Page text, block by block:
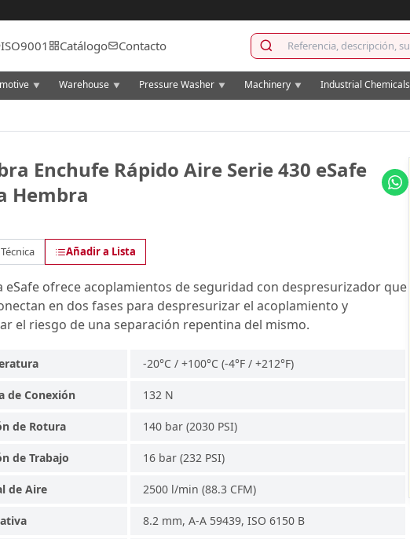
ISO9001 Catálogo Contacto
▼ Warehouse ▼ Pressure Washer ▼ Machinery ▼ Industrial Chemicals
Enchufe Rápido Aire Serie 430 eSafe
Hembra
Añadir a Lista
eSafe ofrece acoplamientos de seguridad con despresurizador que
en dos fases para despresurizar el acoplamiento y
el riesgo de una separación repentina del mismo.
-20°C / +100°C (-4°F / +212°F)
de Conexión 132 N
de Rotura 140 bar (2030 PSI)
de Trabajo 16 bar (232 PSI)
de Aire 2500 l/min (88.3 CFM)
8.2 mm, A-A 59439, ISO 6150 B